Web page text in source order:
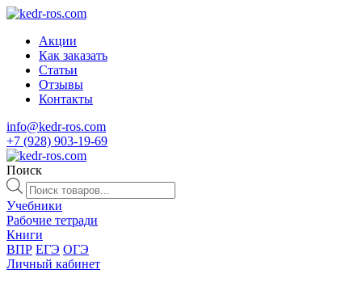
Акции
Как заказать
Статьи
Отзывы
Контакты
info@kedr-ros.com
+7 (928) 903-19-69
Поиск
Поиск
товаров
Учебники
Рабочие тетради
Книги
ВПР ЕГЭ ОГЭ
Личный кабинет